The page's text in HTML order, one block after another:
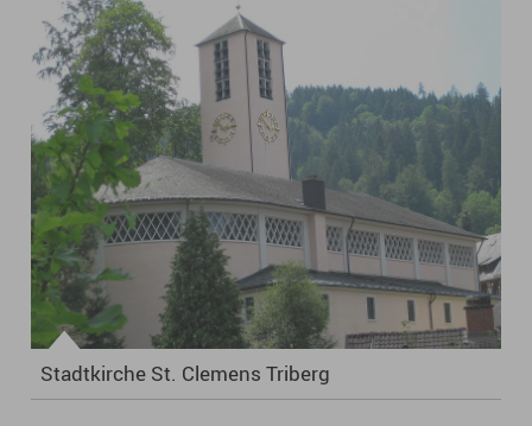
Stadtkirche St. Clemens Triberg